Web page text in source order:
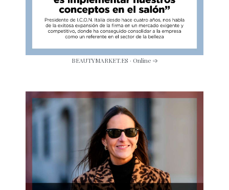
BEAUTYMARKET.ES · Online ➩